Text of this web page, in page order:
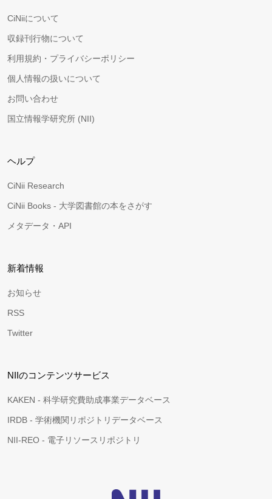
CiNiiについて
収録刊行物について
利用規約・プライバシーポリシー
個人情報の扱いについて
お問い合わせ
国立情報学研究所 (NII)
ヘルプ
CiNii Research
CiNii Books - 大学図書館の本をさがす
メタデータ・API
新着情報
お知らせ
RSS
Twitter
NIIのコンテンツサービス
KAKEN - 科学研究費助成事業データベース
IRDB - 学術機関リポジトリデータベース
NII-REO - 電子リソースリポジトリ